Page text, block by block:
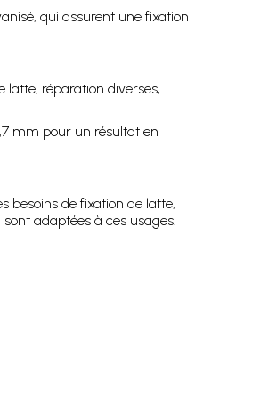
qui assurent une fixation
réparation diverses,
mm pour un résultat en
besoins de fixation de latte,
adaptées à ces usages.